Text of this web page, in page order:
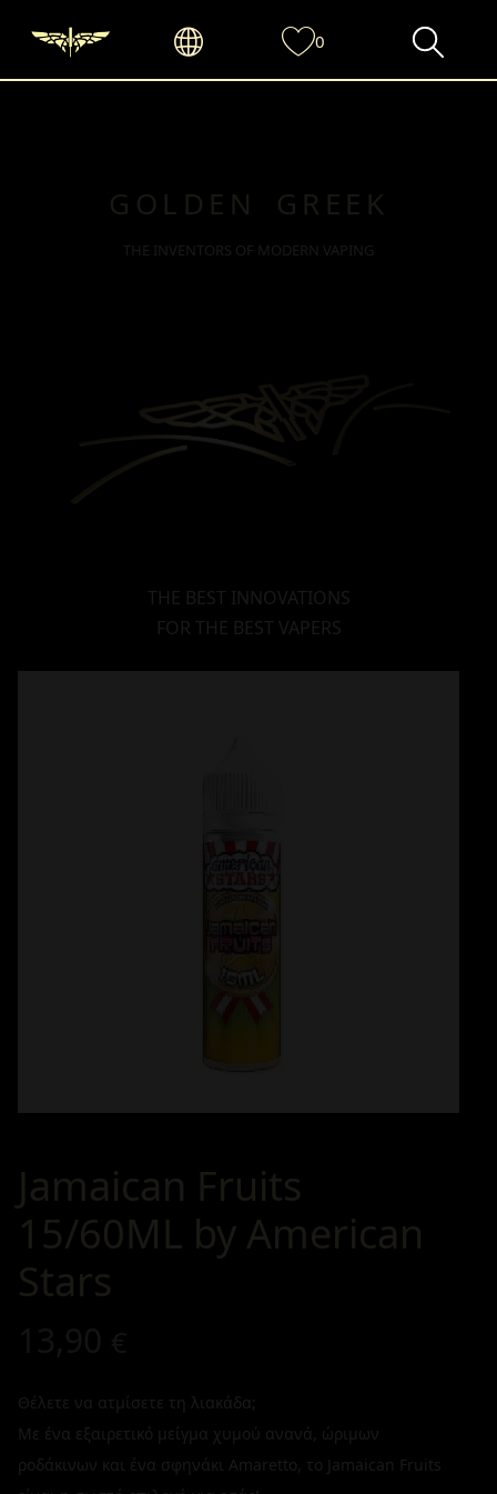
GOLDEN GREEK
THE INVENTORS OF MODERN VAPING
THE BEST INNOVATIONS
FOR THE BEST VAPERS
0
Jamaican Fruits
15/60ML by American
Stars
Θέλετε να ατμίσετε τη λιακάδα;
Με ένα εξαιρετικό μείγμα χυμού ανανά, ώριμων
ροδάκινων και ένα σφηνάκι Amaretto, το Jamaican Fruits